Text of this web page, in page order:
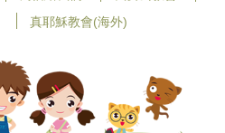
真耶穌教會(海外)